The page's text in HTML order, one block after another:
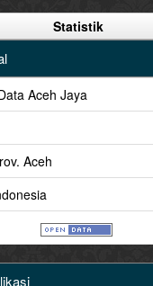
Statistik
Aceh Jaya
Aceh